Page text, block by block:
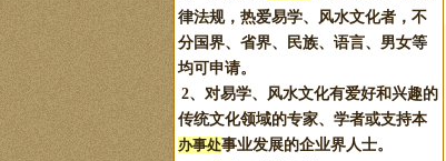
律法规，热爱易学、风水文化者，不
分国界、省界、民族、语言、男女等
均可申请。
2、对易学、风水文化有爱好和兴趣的
传统文化领域的专家、学者或支持本
办事处事业发展的企业界人士。